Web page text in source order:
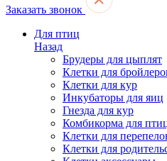
Заказать звонок
Для птиц
Назад
Брудеры для цыплят
Клетки для
Клетки для кур
Инкубаторы для яиц
Гнезда для кур
Комбикорма для
Клетки для
Клетки для